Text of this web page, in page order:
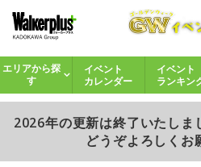
エリアから探
す
イベント
カレンダー
イベント
ランキン
2026年の更新は終了いたしま
どうぞよろしくお